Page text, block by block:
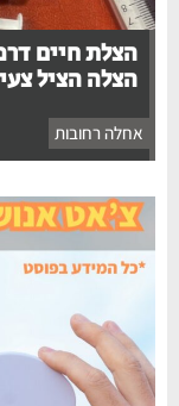
הצלת חיים
הצלה הציל צעיר
אחלה רחובות